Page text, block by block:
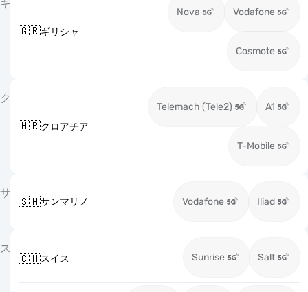
ギ
🇬🇷ギリシャ
Nova Vodafone
Cosmote
ク
🇭🇷クロアチア
Telemach (Tele2) A1
T-Mobile
サ
🇸🇲サンマリノ Vodafone Iliad
ス
🇨🇭スイス Sunrise Salt